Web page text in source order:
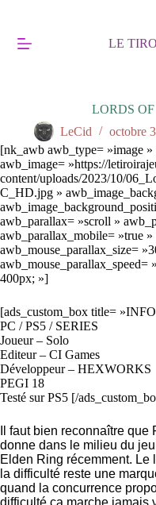
LE
LORDS
LeCid
octobre
[nk_awb awb_type= »image »
awb_image= »https://
content/uploads/2023/10/
C_HD.jpg »
awb_parallax= »scroll »
awb_parallax_mobile= »true
awb_mouse_parallax_size=
awb_mouse_parallax_speed=
400px; »]
[ads_custom_box title=
PC / PS5 / SERIES
Joueur – Solo
Editeur – CI Games
Développeur – HEXWORKS
PEGI 18
Testé sur PS5 [/
Il faut bien reconnaître
donne dans le milieu du
Elden Ring récemment. Le
la difficulté reste une
quand la concurrence
difficulté ça marche jamais